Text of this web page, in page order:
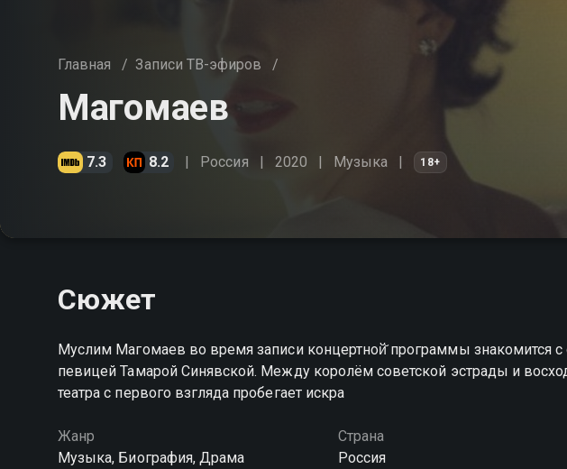
Главная / Записи ТВ-эфиров /
Магомаев
7.3 8.2 Россия 2020 Музыка 18+
Сюжет
Муслим Магомаев во время записи концертной̆ программы знакомится с
певицей Тамарой Синявской. Между королём советской эстрады и
театра с первого взгляда пробегает искра
Жанр
Музыка, Биография, Драма
Страна
Россия